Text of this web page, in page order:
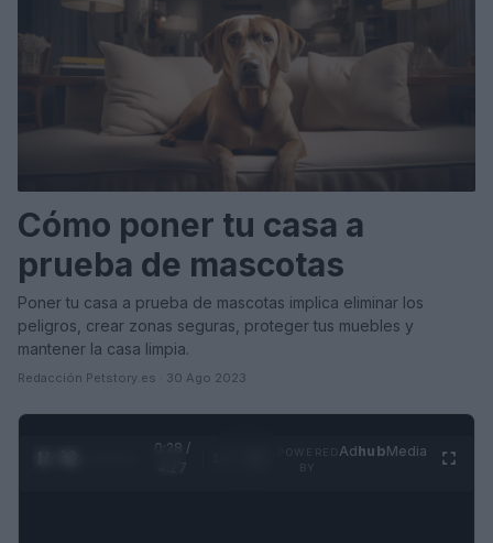
Cómo poner tu casa a
prueba de mascotas
Poner tu casa a prueba de mascotas implica eliminar los
peligros, crear zonas seguras, proteger tus muebles y
mantener la casa limpia.
Redacción Petstory.es · 30 Ago 2023
0:30 /
AdhubMedia